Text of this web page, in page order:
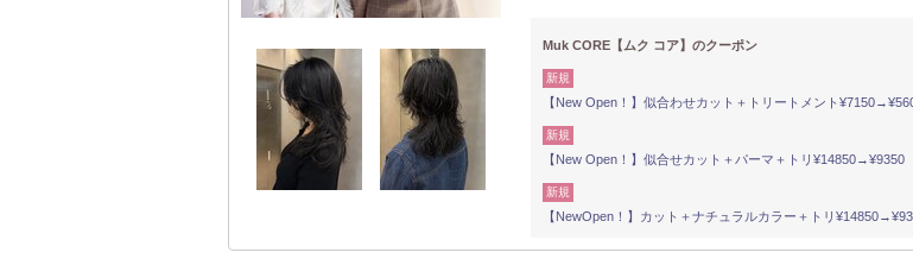
Muk CORE【ムク コア】のクーポン
新規
【New Open！】似合わせカット＋トリートメント
新規
【New Open！】似合せカット＋パーマ＋トリ¥14850→¥9350
新規
【NewOpen！】カット＋ナチュラルカラー＋トリ